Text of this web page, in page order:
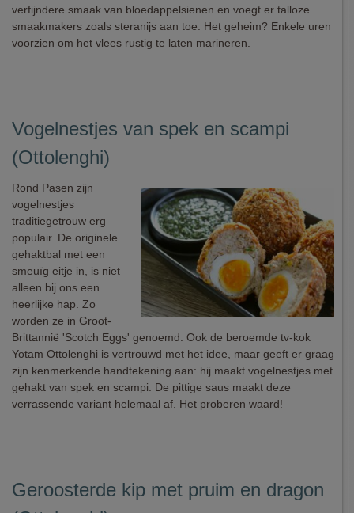
verfijndere smaak van bloedappelsienen en voegt er talloze
smaakmakers zoals steranijs aan toe. Het geheim? Enkele uren
voorzien om het vlees rustig te laten marineren.
Vogelnestjes van spek en scampi
(Ottolenghi)
Rond Pasen zijn
vogelnestjes
traditiegetrouw erg
populair. De originele
gehaktbal met een
smeuïg eitje in, is niet
alleen bij ons een
heerlijke hap. Zo
worden ze in Groot-
Brittannië 'Scotch Eggs' genoemd. Ook de beroemde tv-kok
Yotam Ottolenghi is vertrouwd met het idee, maar geeft er graag
zijn kenmerkende handtekening aan: hij maakt vogelnestjes met
gehakt van spek en scampi. De pittige saus maakt deze
verrassende variant helemaal af. Het proberen waard!
Geroosterde kip met pruim en dragon